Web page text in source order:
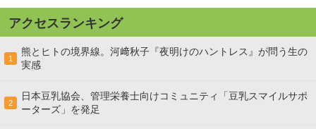
アクセスランキング
1
熊とヒトの境界線。河﨑秋子『夜明けのハントレス』が問う生の
実感
2
日本豆乳協会、管理栄養士向けコミュニティ「豆乳スマイルサポ
ーターズ」を発足